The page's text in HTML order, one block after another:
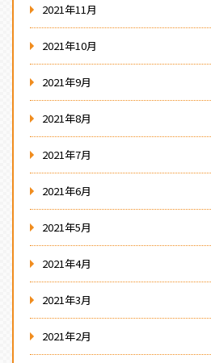
2021年11月
2021年10月
2021年9月
2021年8月
2021年7月
2021年6月
2021年5月
2021年4月
2021年3月
2021年2月